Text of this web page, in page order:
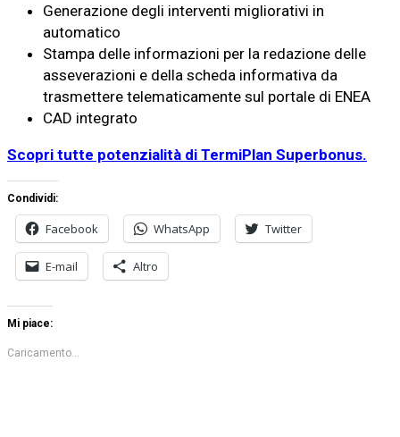
Generazione degli interventi migliorativi in
automatico
Stampa delle informazioni per la redazione delle
asseverazioni e della scheda informativa da
trasmettere telematicamente sul portale di ENEA
CAD integrato
Scopri tutte potenzialità di TermiPlan Superbonus.
Condividi:
Facebook WhatsApp Twitter
E-mail Altro
Mi piace:
Caricamento...